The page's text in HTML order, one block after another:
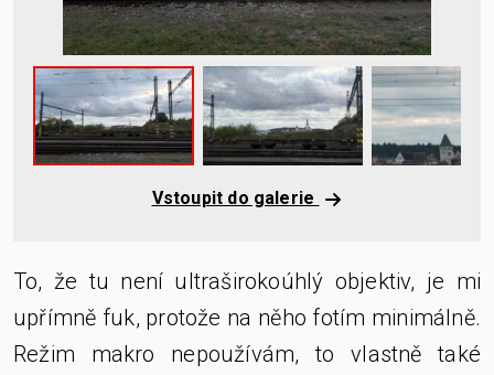
Vstoupit do galerie
To, že tu není ultraširokoúhlý objektiv, je mi
upřímně fuk, protože na něho fotím minimálně.
Režim makro nepoužívám, to vlastně také